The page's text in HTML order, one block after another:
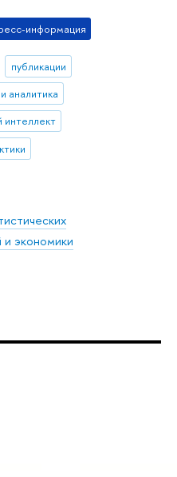
информация
публикации
аналитика
интеллект
и экономики